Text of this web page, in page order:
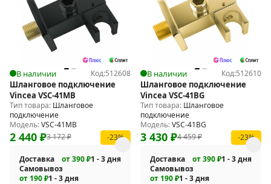
В наличии Код:512608
Шланговое подключение
Vincea VSC-41MB
Тип товара: Шланговое
подключение
Модель:VSC-41MB
3 172₽
2 440 ₽ -23%
Доставка от 390 ₽1 - 3 дня
Самовывоз
от 190 ₽1 - 3 дня
В наличии Код:512610
Шланговое подключение
Vincea VSC-41BG
Тип товара: Шланговое
подключение
Модель:VSC-41BG
4 459₽
3 430 ₽ -23%
Доставка от 390 ₽1 - 3 дня
Самовывоз
от 190 ₽1 - 3 дня